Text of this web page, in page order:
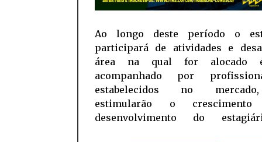
Ao longo deste período o
participará de atividades e
área na qual for alocado
acompanhado por
estabelecidos no
estimularão o
desenvolvimento do